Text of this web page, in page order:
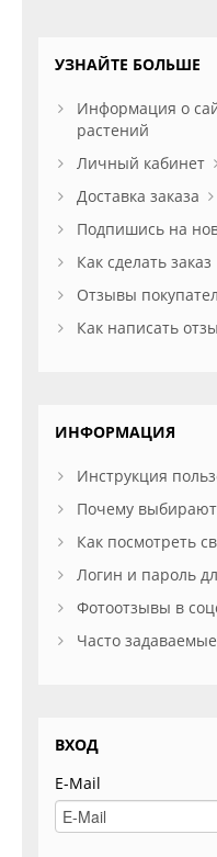
УЗНАЙТЕ БОЛЬШЕ
Информация о
растений
Личный кабинет
Доставка заказа
Подпишись на
Как сделать заказ
Отзывы
Как написать
ИНФОРМАЦИЯ
Инструкция
Почему
Как посмотреть
Логин и пароль
Фотоотзывы в
Часто
ВХОД
E-Mail